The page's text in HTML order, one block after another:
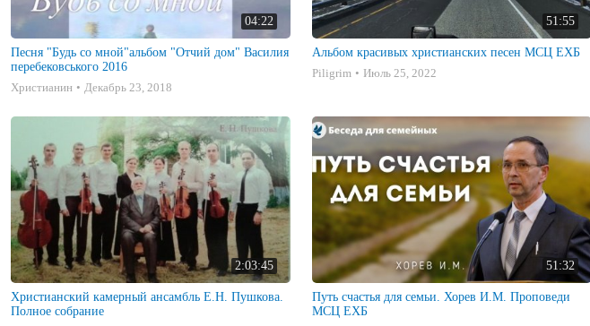
04:22
Песня "Будь со мной"альбом "Отчий дом" Василия
перебековського 2016
Христианин
Декабрь 23, 2018
51:55
Альбом красивых христианских песен МСЦ ЕХБ
Piligrim
Июль 25, 2022
2:03:45
Христианский камерный ансамбль Е.Н. Пушкова.
Полное собрание
51:32
Путь счастья для семьи. Хорев И.М. Проповеди
МСЦ ЕХБ